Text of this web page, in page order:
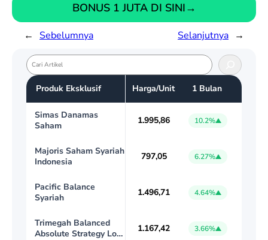
BONUS 1 JUTA DI SINI→
← Sebelumnya Selanjutnya →
S
e
a
r
Produk Eksklusif Harga/Unit 1 Bulan
Simas Danamas
Saham
1.995,86 10.2%
Majoris Saham Syariah
Indonesia
797,05 6.27%
Pacific Balance
Syariah
1.496,71 4.64%
Trimegah Balanced
Absolute Strategy Low
1.167,42 3.66%